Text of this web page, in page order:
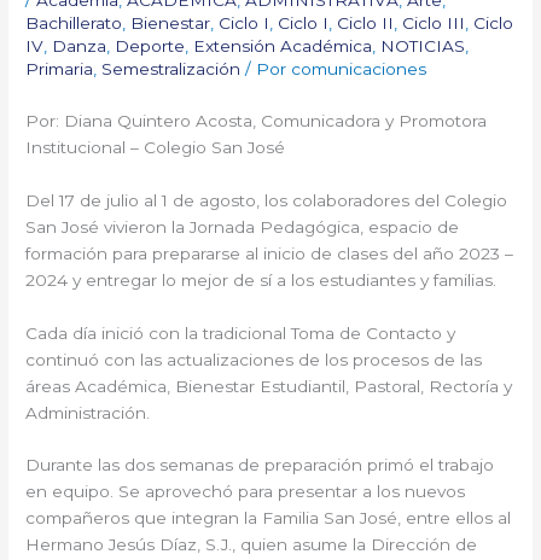
Bachillerato
Bienestar Ciclo I Ciclo I Ciclo II Ciclo III
Ciclo
IV Danza Deporte Extensión Académica NOTICIAS
Primaria Semestralización / Por comunicaciones
Por: Diana Quintero Acosta, Comunicadora y Promotora
Institucional – Colegio San José
Del 17 de julio al 1 de agosto, los colaboradores del Colegio
San José vivieron la Jornada Pedagógica, espacio de
formación para prepararse al inicio de clases del año 2023 –
2024 y entregar lo mejor de sí a los estudiantes y familias.
Cada día inició con la tradicional Toma de Contacto y
continuó con las actualizaciones de los procesos de las
áreas Académica, Bienestar Estudiantil, Pastoral, Rectoría y
Administración.
Durante las dos semanas de preparación primó el trabajo
en equipo. Se aprovechó para presentar a los nuevos
compañeros que integran la Familia San José, entre ellos al
Hermano Jesús Díaz, S.J., quien asume la Dirección de